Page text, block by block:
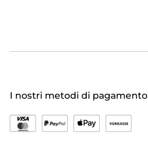
I nostri metodi di pagamento